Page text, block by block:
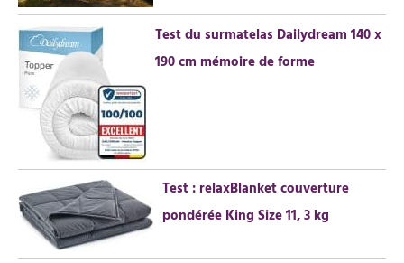
Test du surmatelas Dailydream 140 x
190 cm mémoire de forme
Test : relaxBlanket couverture
pondérée King Size 11, 3 kg